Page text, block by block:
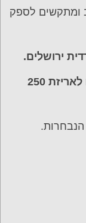
ומתקשים לספק
ירושלים.
מחיר מומלץ לצרכן: 17.90 – 19.90 ₪ לאריזת 250
הנבחרות.